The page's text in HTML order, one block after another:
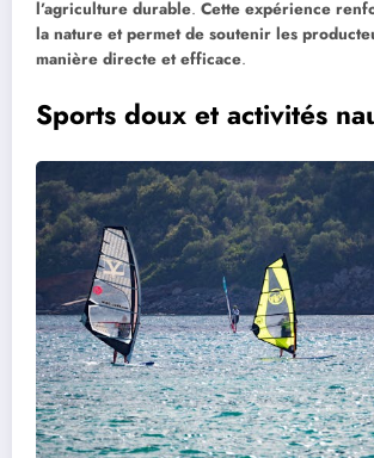
l’agriculture durable. Cette expérience
la nature et permet de soutenir les
manière directe et efficace.
Sports doux et activités